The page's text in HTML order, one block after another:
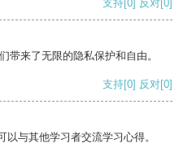
支持[0] 反对[0]
带来了无限的隐私保护和自由。
支持[0] 反对[0]
与其他学习者交流学习心得。